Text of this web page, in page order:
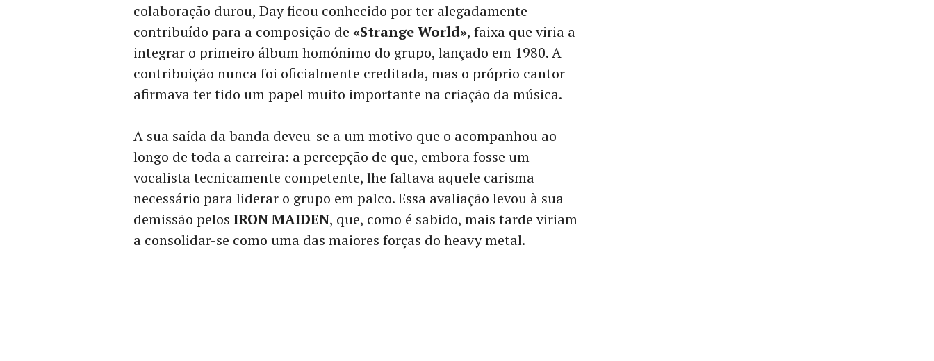
colaboração durou, Day ficou conhecido por ter alegadamente
contribuído para a composição de «Strange World», faixa que viria a
integrar o primeiro álbum homónimo do grupo, lançado em 1980. A
contribuição nunca foi oficialmente creditada, mas o próprio cantor
afirmava ter tido um papel muito importante na criação da música.
A sua saída da banda deveu-se a um motivo que o acompanhou ao
longo de toda a carreira: a percepção de que, embora fosse um
vocalista tecnicamente competente, lhe faltava aquele carisma
necessário para liderar o grupo em palco. Essa avaliação levou à sua
demissão pelos IRON MAIDEN, que, como é sabido, mais tarde viriam
a consolidar-se como uma das maiores forças do heavy metal.